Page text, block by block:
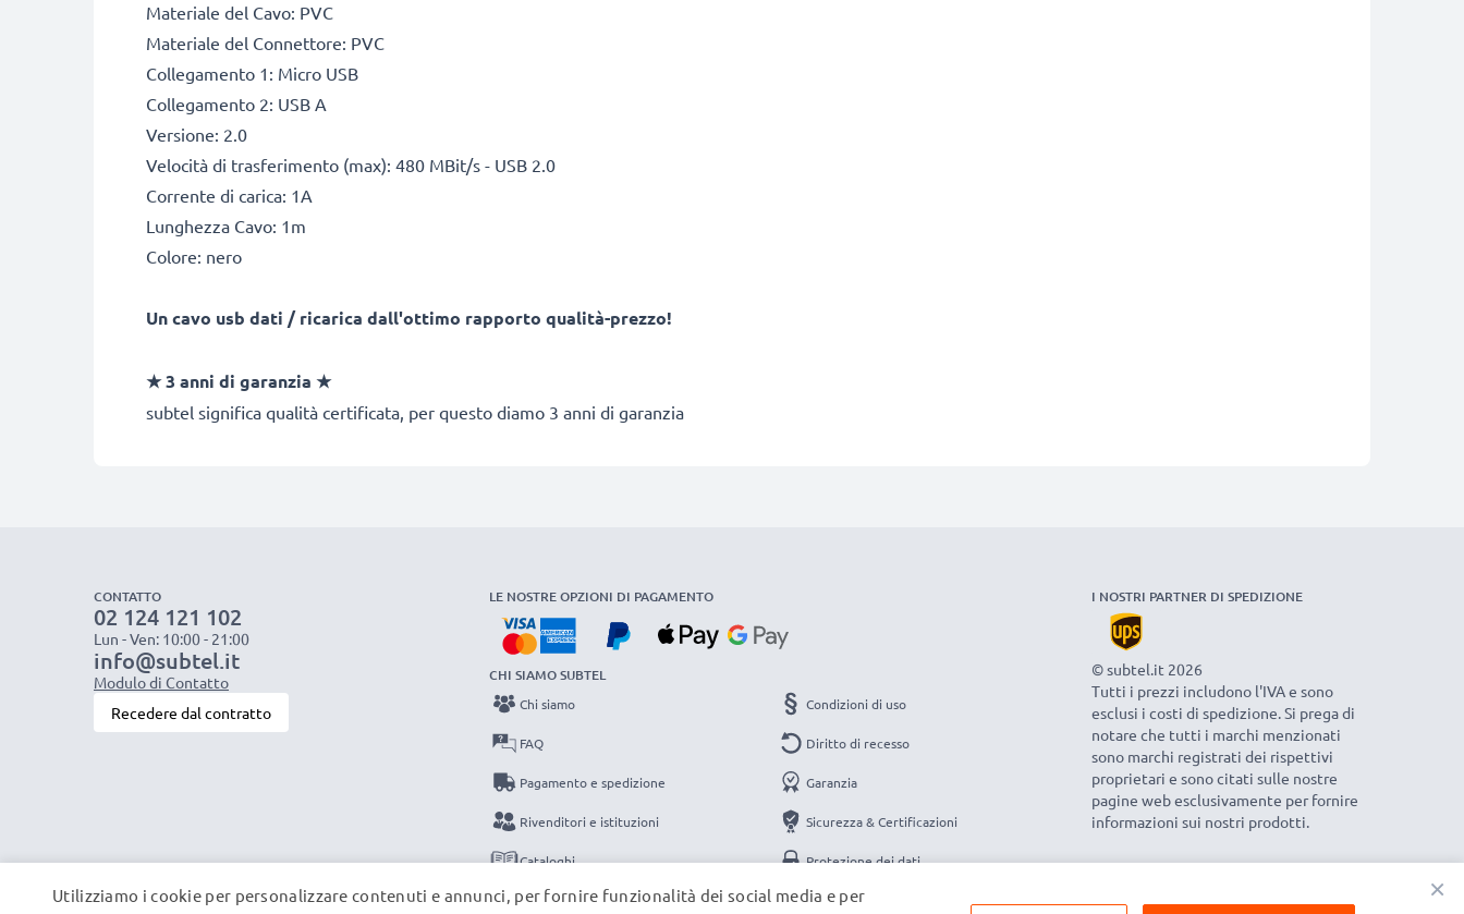
Materiale del Cavo: PVC
Materiale del Connettore: PVC
Collegamento 1: Micro USB
Collegamento 2: USB A
Versione: 2.0
Velocità di trasferimento (max): 480 MBit/s - USB 2.0
Corrente di carica: 1A
Lunghezza Cavo: 1m
Colore: nero
Un cavo usb dati / ricarica dall'ottimo rapporto qualità-prezzo!
★3 anni di garanzia ★
subtel significa qualità certificata, per questo diamo 3 anni di garanzia
CONTATTO
02 124 121 102
Lun - Ven: 10:00 - 21:00
info@subtel.it
Modulo di Contatto
Recedere dal contratto
LE NOSTRE OPZIONI DI PAGAMENTO
CHI SIAMO SUBTEL
Chi siamo
FAQ
Pagamento e spedizione
Rivenditori e istituzioni
Cataloghi
Contatti
Condizioni di uso
Diritto di recesso
Garanzia
Sicurezza & Certificazioni
Protezione dei dati
Note legali
I NOSTRI PARTNER DI SPEDIZIONE
© subtel.it 2026
Tutti i prezzi includono l'IVA e sono
esclusi i costi di spedizione. Si prega di
notare che tutti i marchi menzionati
sono marchi registrati dei rispettivi
proprietari e sono citati sulle nostre
pagine web esclusivamente per fornire
informazioni sui nostri prodotti.
×
Utilizziamo i cookie per personalizzare contenuti e annunci, per fornire funzionalità dei social media e per